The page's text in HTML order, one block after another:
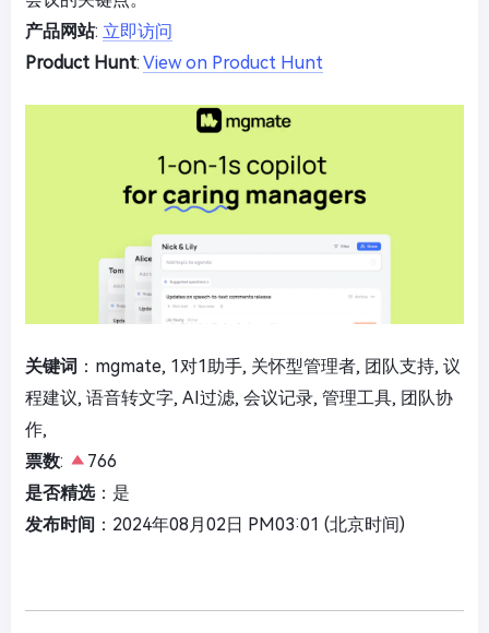
产品网站: 立即访问
Product Hunt: View on Product Hunt
关键词 ：mgmate, 1对1助手, 关怀型管理者, 团队支持, 议
程建议, 语音转文字, AI过滤, 会议记录, 管理工具, 团队协
作,
票数:
766
是否精选：是
发布时间 ：2024年08月02日 PM03:01 (北京时间)